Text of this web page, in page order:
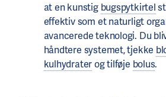
at en kunstig bugspytkirtel
effektiv som et naturligt
avancerede teknologi. Du
håndtere systemet, tjekke
kulhydraterog tilføje bolus.